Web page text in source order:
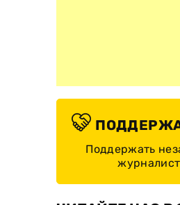
Поддержать